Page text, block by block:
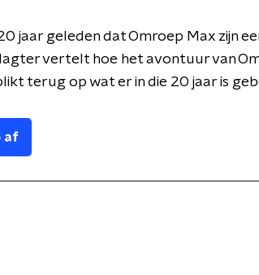
jaar geleden dat Omroep Max zijn
vertelt hoe het avontuur van
terug op wat er in die 20 jaar is
af